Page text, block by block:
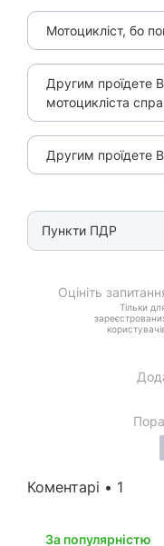
Мотоцикліст, бо
Другим проїдете
мотоцикліста
Другим проїдете
Пункти ПДР
Оцініть
Тільки
Коментарі • 1
За популярністю